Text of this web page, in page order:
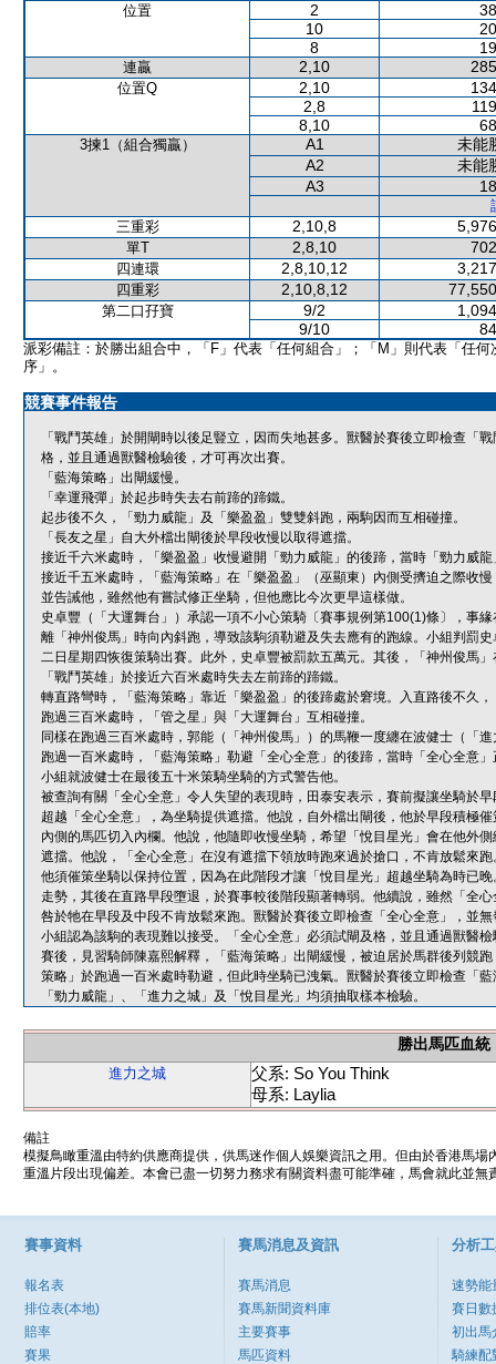
位置 2
10
8
連贏 2,10
位置Q 2,10
2,8
8,10
3揀1（組合獨贏） A1
未能
A2
未能
A3
三重彩
2,10,8
單T 2,8,10
四連環 2,8,10,12
四重彩 2,10,8,12
第二口孖寶 9/2
9/10
派彩備註：於勝出組合中，「F」代表「任何組合」；「M」則代表「任何
序」。
競賽事件報告
「戰鬥英雄」於開閘時以後足豎立，因而失地甚多。獸醫於賽後立即檢查「
格，並且通過獸醫檢驗後，才可再次出賽。
「藍海策略」出閘緩慢。
「幸運飛彈」於起步時失去右前蹄的蹄鐵。
起步後不久，「勁力威龍」及「樂盈盈」雙雙斜跑，兩駒因而互相碰撞。
「長友之星」自大外檔出閘後於早段收慢以取得遮擋。
接近千六米處時，「樂盈盈」收慢避開「勁力威龍」的後蹄，當時「勁力威
接近千五米處時，「藍海策略」在「樂盈盈」（巫顯東）內側受擠迫之際收
並告誡他，雖然他有嘗試修正坐騎，但他應比今次更早這樣做。
史卓豐（「大運舞台」）承認一項不小心策騎〔賽事規例第100(1)條〕，事
離「神州俊馬」時向內斜跑，導致該駒須勒避及失去應有的跑線。小組判罰
二日星期四恢復策騎出賽。此外，史卓豐被罰款五萬元。其後，「神州俊馬
「戰鬥英雄」於接近六百米處時失去左前蹄的蹄鐵。
轉直路彎時，「藍海策略」靠近「樂盈盈」的後蹄處於窘境。入直路後不久
跑過三百米處時，「管之星」與「大運舞台」互相碰撞。
同樣在跑過三百米處時，郭能（「神州俊馬」）的馬鞭一度纏在波健士（「
跑過一百米處時，「藍海策略」勒避「全心全意」的後蹄，當時「全心全意
小組就波健士在最後五十米策騎坐騎的方式警告他。
被查詢有關「全心全意」令人失望的表現時，田泰安表示，賽前擬讓坐騎於
超越「全心全意」，為坐騎提供遮擋。他說，自外檔出閘後，他於早段積極
內側的馬匹切入內欄。他說，他隨即收慢坐騎，希望「悅目星光」會在他外
遮擋。他說，「全心全意」在沒有遮擋下領放時跑來過於搶口，不肯放鬆來
他須催策坐騎以保持位置，因為在此階段才讓「悅目星光」超越坐騎為時已
走勢，其後在直路早段墮退，於賽事較後階段顯著轉弱。他續說，雖然「全
咎於牠在早段及中段不肯放鬆來跑。獸醫於賽後立即檢查「全心全意」，並
小組認為該駒的表現難以接受。「全心全意」必須試閘及格，並且通過獸醫
賽後，見習騎師陳嘉熙解釋，「藍海策略」出閘緩慢，被迫居於馬群後列競
策略」於跑過一百米處時勒避，但此時坐騎已洩氣。獸醫於賽後立即檢查「
「勁力威龍」、「進力之城」及「悅目星光」均須抽取樣本檢驗。
勝出馬匹血統
進力之城
父系: So You Think
母系: Laylia
備註
模擬鳥瞰重溫由特約供應商提供，供馬迷作個人娛樂資訊之用。但由於香港馬
重溫片段出現偏差。本會已盡一切努力務求有關資料盡可能準確，馬會就此並
賽事資料
報名表
排位表(本地)
賠率
賽果
賽馬消息及資訊
賽馬消息
賽馬新聞資料庫
主要賽事
馬匹資料
分析
速勢能
賽日數
初出馬
騎練配